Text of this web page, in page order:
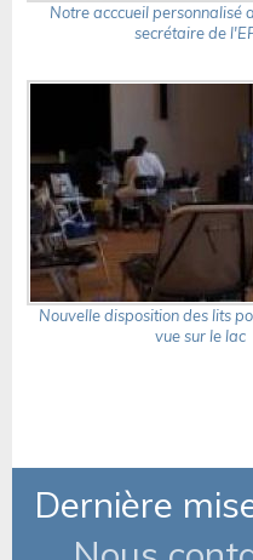
Notre acccueil personnalisé
secrétaire de
Nouvelle disposition des lits
vue sur le lac
Dernière